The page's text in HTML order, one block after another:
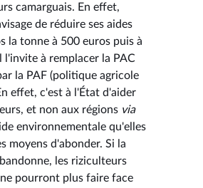
camarguais. En effet,
de réduire ses aides
la tonne à 500 euros puis à
l'invite à remplacer la PAC
la PAF (politique agricole
effet, c'est à l'État d'aider
et non aux régions via
environnementale qu'elles
moyens d'abonder. Si la
les riziculteurs
pourront plus faire face